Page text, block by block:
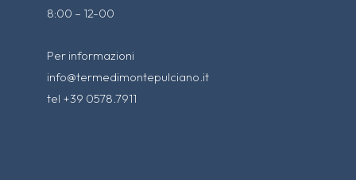
8:00 – 12-00
Per informazioni
info@termedimontepulciano.it
tel +39 0578.7911